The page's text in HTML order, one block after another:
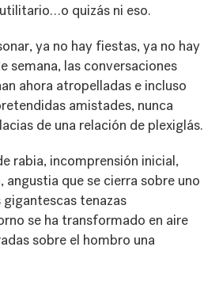
quizás ni eso.
ya no hay fiestas, ya no hay
semana, las conversaciones
ahora atropelladas e incluso
amistades, nunca
de una relación de plexiglás.
rabia, incomprensión inicial,
que se cierra sobre uno
tenazas
se ha transformado en aire
sobre el hombro una